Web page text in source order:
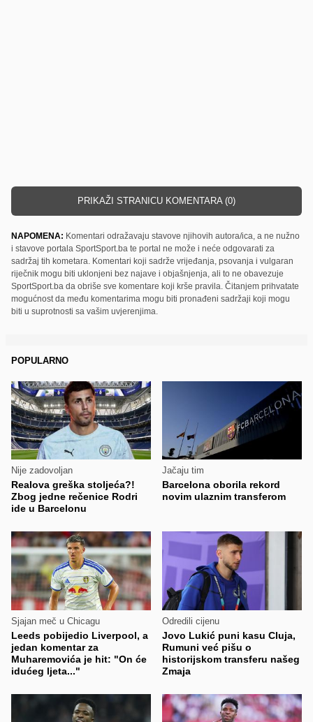
PRIKAŽI STRANICU KOMENTARA (0)
NAPOMENA: Komentari odražavaju stavove njihovih autora/ica, a ne nužno
i stavove portala SportSport.ba te portal ne može i neće odgovarati za
sadržaj tih kometara. Komentari koji sadrže vrijeđanja, psovanja i vulgaran
riječnik mogu biti uklonjeni bez najave i objašnjenja, ali to ne obavezuje
SportSport.ba da obriše sve komentare koji krše pravila. Čitanjem prihvatate
mogućnost da među komentarima mogu biti pronađeni sadržaji koji mogu
biti u suprotnosti sa vašim uvjerenjima.
POPULARNO
Nije zadovoljan
Realova greška stoljeća?!
Zbog jedne rečenice Rodri
ide u Barcelonu
Jačaju tim
Barcelona oborila rekord
novim ulaznim transferom
Sjajan meč u Chicagu
Leeds pobijedio Liverpool, a
jedan komentar za
Muharemovića je hit: "On će
idućeg ljeta..."
Odredili cijenu
Jovo Lukić puni kasu Cluja,
Rumuni već pišu o
historijskom transferu našeg
Zmaja